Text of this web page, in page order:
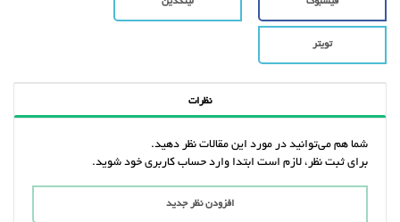
تویتر
نظرات
شما هم می‌توانید در مورد این مقالات نظر دهید.
برای ثبت نظر، لازم است ابتدا وارد حساب کاربری خود شوید.
افزودن نظر جدید